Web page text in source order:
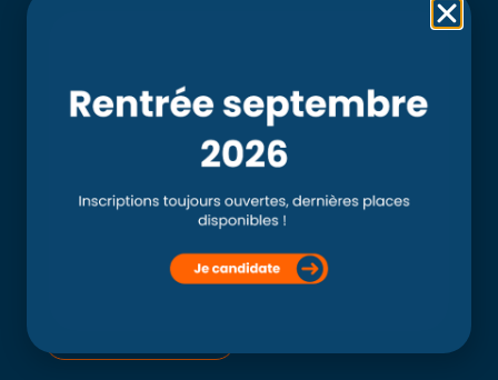
Accueil
Clinique externe
Clinique ostéopathique interne du CSO Paris
Service aux étudiants